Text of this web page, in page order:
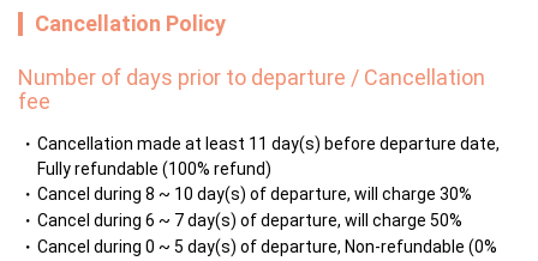
Cancellation Policy
Number of days prior to departure / Cancellation
fee
Cancellation made at least 11 day(s) before departure date,
Fully refundable (100% refund)
Cancel during 8 ~ 10 day(s) of departure, will charge 30%
Cancel during 6 ~ 7 day(s) of departure, will charge 50%
Cancel during 0 ~ 5 day(s) of departure, Non-refundable (0%